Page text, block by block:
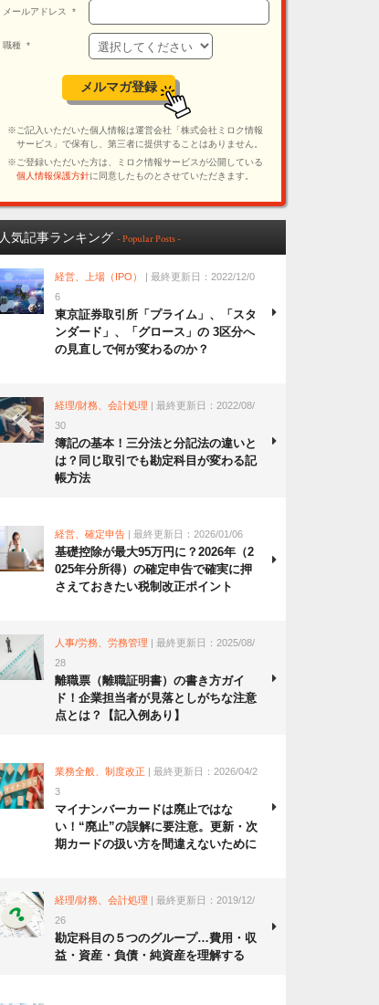
人気記事ランキング - Popular Posts -
経営、上場（IPO）
| 最終更新日：2022/12/0
6
東京証券取引所「プライム」、「スタ
ンダード」、「グロース」の 3区分へ
の見直しで何が変わるのか？
経理/財務、会計処理 | 最終更新日：2022/08/
30
簿記の基本！三分法と分記法の違いと
は？同じ取引でも勘定科目が変わる記
帳方法
経営、確定申告 | 最終更新日：2026/01/06
基礎控除が最大95万円に？2026年（2
025年分所得）の確定申告で確実に押
さえておきたい税制改正ポイント
人事/労務、労務管理 | 最終更新日：2025/08/
28
離職票（離職証明書）の書き方ガイ
ド！企業担当者が見落としがちな注意
点とは？【記入例あり】
業務全般、制度改正 | 最終更新日：2026/04/2
3
マイナンバーカードは廃止ではな
い！“廃止”の誤解に要注意。更新・次
期カードの扱い方を間違えないために
経理/財務、会計処理 | 最終更新日：2019/12/
26
勘定科目の５つのグループ…費用・収
益・資産・負債・純資産を理解する